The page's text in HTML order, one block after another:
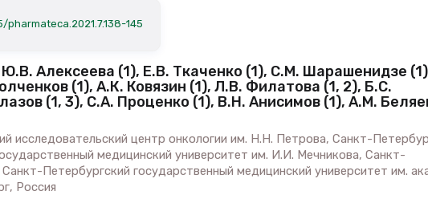
145
Алексеева (1), Е.В. Ткаченко (1), С.М. Шарашенидзе
(1), А.К. Ковязин (1), Л.В. Филатова (1, 2), Б.С.
(1, 3), С.А. Проценко (1), В.Н. Анисимов (1), А.М.
исследовательский центр онкологии им. Н.Н. Петрова, Санкт-
медицинский университет им. И.И. Мечникова, Санкт-
Петербургский государственный медицинский университет им.
Россия